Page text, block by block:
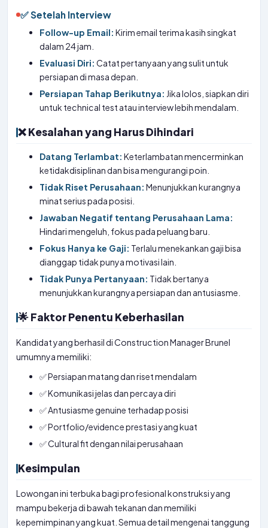
✅ Setelah Interview
Follow-up Email: Kirim email terima kasih singkat
dalam 24 jam.
Evaluasi Diri: Catat pertanyaan yang sulit untuk
persiapan di masa depan.
Persiapan Tahap Berikutnya: Jika lolos, siapkan diri
untuk technical test atau interview lebih mendalam.
❌ Kesalahan yang Harus Dihindari
Datang Terlambat: Keterlambatan mencerminkan
ketidakdisiplinan dan bisa mengurangi poin.
Tidak Riset Perusahaan: Menunjukkan kurangnya
minat serius pada posisi.
Jawaban Negatif tentang Perusahaan Lama:
Hindari mengeluh, fokus pada peluang baru.
Fokus Hanya ke Gaji: Terlalu menekankan gaji bisa
dianggap tidak punya motivasi lain.
Tidak Punya Pertanyaan: Tidak bertanya
menunjukkan kurangnya persiapan dan antusiasme.
🌟 Faktor Penentu Keberhasilan
Kandidat yang berhasil di Construction Manager Brunel
umumnya memiliki:
✅ Persiapan matang dan riset mendalam
✅ Komunikasi jelas dan percaya diri
✅ Antusiasme genuine terhadap posisi
✅ Portfolio/evidence prestasi yang kuat
✅ Cultural fit dengan nilai perusahaan
Kesimpulan
Lowongan ini terbuka bagi profesional konstruksi yang
mampu bekerja di bawah tekanan dan memiliki
kepemimpinan yang kuat. Semua detail mengenai tanggung